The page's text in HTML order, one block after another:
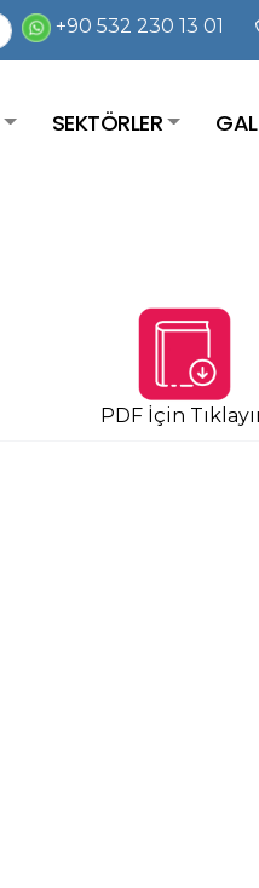
+90 532 230 13 01
SEKTÖRLER
PDF İçin